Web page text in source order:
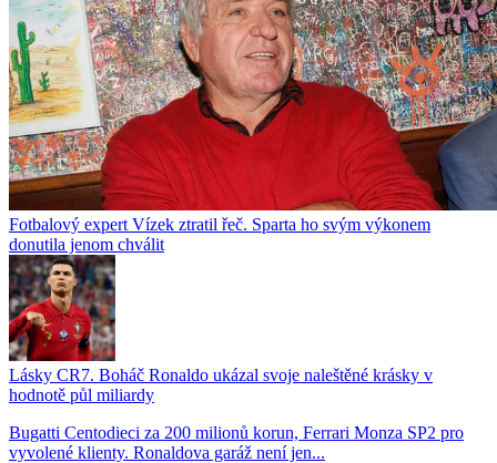
Fotbalový expert Vízek ztratil řeč. Sparta ho svým výkonem
donutila jenom chválit
Lásky CR7. Boháč Ronaldo ukázal svoje naleštěné krásky v
hodnotě půl miliardy
Bugatti Centodieci za 200 milionů korun, Ferrari Monza SP2 pro
vyvolené klienty. Ronaldova garáž není jen...